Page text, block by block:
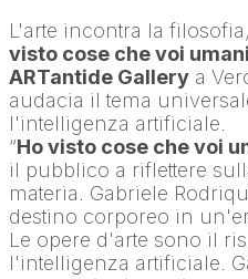
L'arte incontra la
visto cose che voi
ARTantide Gallery a
audacia il tema
l'intelligenza artificiale.
“Ho visto cose che voi
il pubblico a riflettere
materia. Gabriele
destino corporeo in
Le opere d'arte sono il
l'intelligenza artificiale.